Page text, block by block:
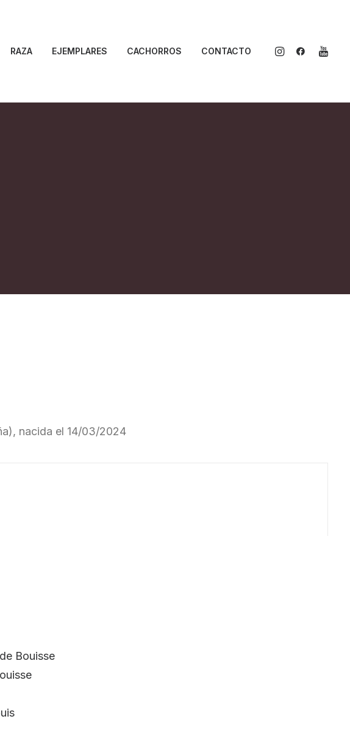
RAZA EJEMPLARES CACHORROS CONTACTO
nacida el 14/03/2024
Bouisse